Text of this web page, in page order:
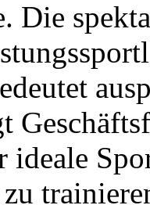
Die
ideale